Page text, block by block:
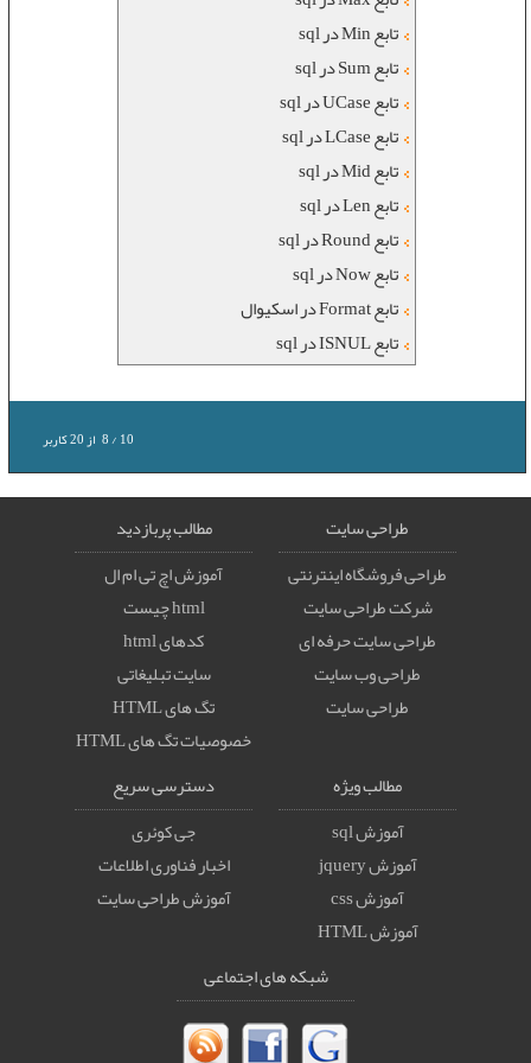
تابع Min در sql
تابع Sum در sql
تابع UCase در sql
تابع LCase در sql
تابع Mid در sql
تابع Len در sql
تابع Round در sql
تابع Now در sql
تابع Format در اسکیوال
تابع ISNUL در sql
8/10 از20کاربر
طراحی سایت
طراحی فروشگاه اینترنتی
شرکت طراحی سایت
طراحی سایت حرفه ای
طراحی وب سایت
طراحی سایت
مطالب پربازدید
آموزش اچ تی ام ال
html چیست
کدهای html
سایت تبلیغاتی
تگ های HTML
خصوصيات تگ های HTML
مطالب ویژه
آموزش sql
آموزش jquery
آموزش css
آموزش HTML
دسترسی سریع
جی کوئری
اخبار فناوری اطلاعات
آموزش طراحی سایت
شبکه های اجتماعی